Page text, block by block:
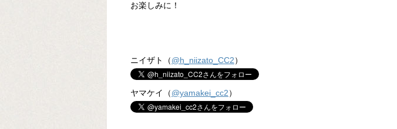
お楽しみに！
ニイザト（@h_niizato_CC2）
ヤマケイ（@yamakei_cc2）